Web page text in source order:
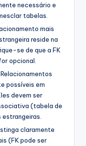
necessário e
tabelas.
mais
reside na
se de que a FK
opcional.
Relacionamentos
possíveis em
devem ser
(tabela de
claramente
(FK pode ser